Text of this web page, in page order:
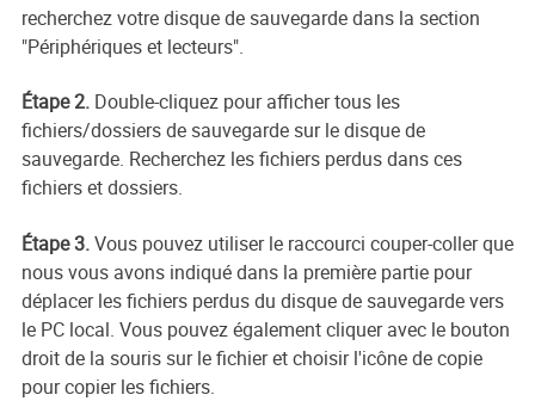
recherchez votre disque de sauvegarde dans la section
"Périphériques et lecteurs".
Étape 2. Double-cliquez pour afficher tous les
fichiers/dossiers de sauvegarde sur le disque de
sauvegarde. Recherchez les fichiers perdus dans ces
fichiers et dossiers.
Étape 3.Vous pouvez utiliser le raccourci couper-coller que
nous vous avons indiqué dans la première partie pour
déplacer les fichiers perdus du disque de sauvegarde vers
le PC local. Vous pouvez également cliquer avec le bouton
droit de la souris sur le fichier et choisir l'icône de copie
pour copier les fichiers.